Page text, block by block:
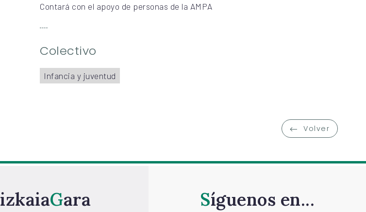
Contará con el apoyo de personas de la AMPA
Colectivo
Infancia y juventud
Volver
Bizkaia Gara Síguenos en...